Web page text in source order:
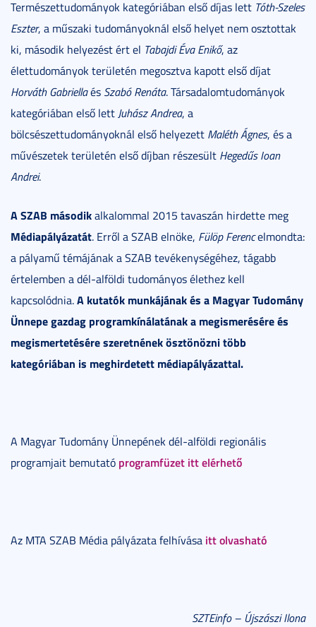
Természettudományok kategóriában első díjas lett Tóth-Szeles
Eszter, a műszaki tudományoknál első helyet nem osztottak
ki, második helyezést ért el Tabajdi Éva Enikő, az
élettudományok területén megosztva kapott első díjat
Horváth Gabriellaés Szabó Renáta. Társadalomtudományok
kategóriában első lett Juhász Andrea, a
bölcsészettudományoknál első helyezett Maléth Ágnes, és a
művészetek területén első díjban részesült Hegedűs Ioan
Andrei.
A SZAB másodikalkalommal 2015 tavaszán hirdette meg
Médiapályázatát. Erről a SZAB elnöke, Fülöp Ferencelmondta:
a pályamű témájának a SZAB tevékenységéhez, tágabb
értelemben a dél-alföldi tudományos élethez kell
kapcsolódnia.A kutatók munkájának és a Magyar Tudomány
Ünnepe gazdag programkínálatának a megismerésére és
megismertetésére szeretnének ösztönözni több
kategóriában is meghirdetett médiapályázattal.
A Magyar Tudomány Ünnepének dél-alföldi regionális
programjait bemutató programfüzet itt elérhető
Az MTA SZAB Média pályázata felhívása itt olvasható
SZTEinfo – Újszászi Ilona